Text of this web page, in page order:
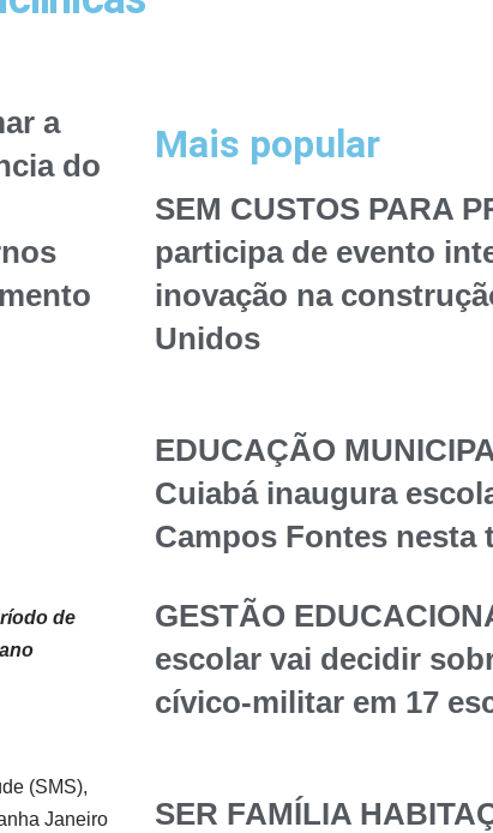
a
do
de
(SMS),
Janeiro
Mais popular
SEM CUSTOS PARA
participa de evento
inovação na
Unidos
EDUCAÇÃO
Cuiabá inaugura
Campos Fontes nesta
GESTÃO
escolar vai decidir
cívico-militar em 17
SER FAMÍLIA